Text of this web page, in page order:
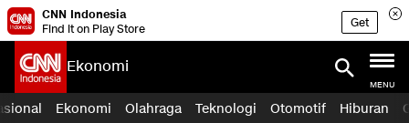
CNN Indonesia
Find it on Play Store
Get
Ekonomi
MENU
Ekonomi Olahraga Teknologi Otomotif Hiburan